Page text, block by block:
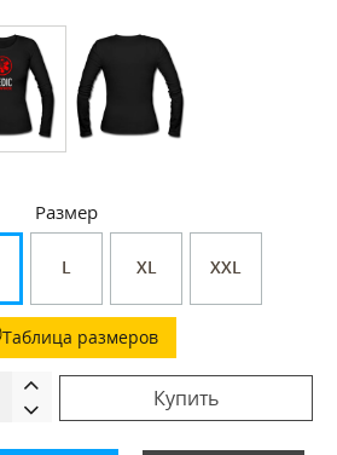
Размер
L XL XXL
Таблица размеров
Купить